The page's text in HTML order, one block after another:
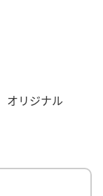
オリジナル